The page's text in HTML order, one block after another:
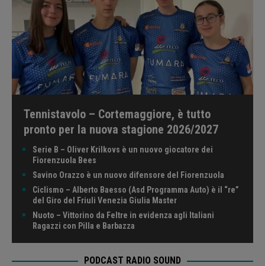
Tennistavolo – Cortemaggiore, è tutto
pronto per la nuova stagione 2026/2027
Serie B – Oliver Krilkovs è un nuovo giocatore dei
Fiorenzuola Bees
Savino Orazzo è un nuovo difensore del Fiorenzuola
Ciclismo – Alberto Baesso (Asd Programma Auto) è il “re”
del Giro del Friuli Venezia Giulia Master
Nuoto – Vittorino da Feltre in evidenza agli Italiani
Ragazzi con Pilla e Barbazza
PODCAST RADIO SOUND